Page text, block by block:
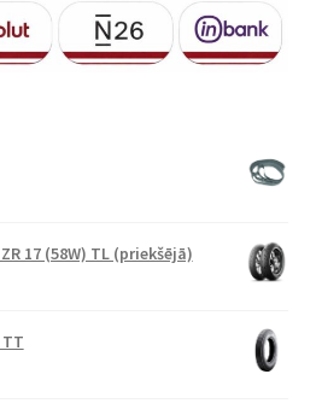
17 (58W) TL (priekšējā)
TT